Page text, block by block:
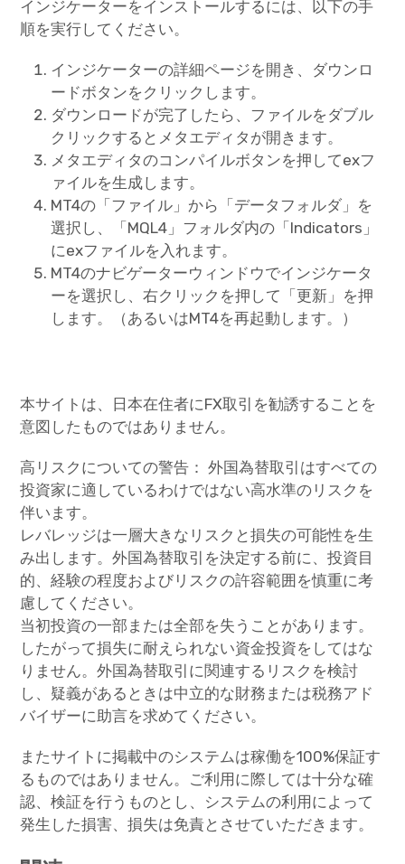
インジケーターをインストールするには、以下の手
順を実行してください。
インジケーターの詳細ページを開き、ダウンロ
ードボタンをクリックします。
ダウンロードが完了したら、ファイルをダブル
クリックするとメタエディタが開きます。
メタエディタのコンパイルボタンを押してexフ
ァイルを生成します。
MT4の「ファイル」から「データフォルダ」を
選択し、「MQL4」フォルダ内の「Indicators」
にexファイルを入れます。
MT4のナビゲーターウィンドウでインジケータ
ーを選択し、右クリックを押して「更新」を押
します。（あるいはMT4を再起動します。）
本サイトは、日本在住者にFX取引を勧誘することを
意図したものではありません。
高リスクについての警告： 外国為替取引はすべての
投資家に適しているわけではない高水準のリスクを
伴います。
レバレッジは一層大きなリスクと損失の可能性を生
み出します。外国為替取引を決定する前に、投資目
的、経験の程度およびリスクの許容範囲を慎重に考
慮してください。
当初投資の一部または全部を失うことがあります。
したがって損失に耐えられない資金投資をしてはな
りません。外国為替取引に関連するリスクを検討
し、疑義があるときは中立的な財務または税務アド
バイザーに助言を求めてください。
またサイトに掲載中のシステムは稼働を100%保証す
るものではありません。ご利用に際しては十分な確
認、検証を行うものとし、システムの利用によって
発生した損害、損失は免責とさせていただきます。